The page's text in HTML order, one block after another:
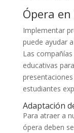
Ópera
Implementar
puede ayudar
Las
educativas
estudiantes
Adaptación
Para atraer a
ópera deben